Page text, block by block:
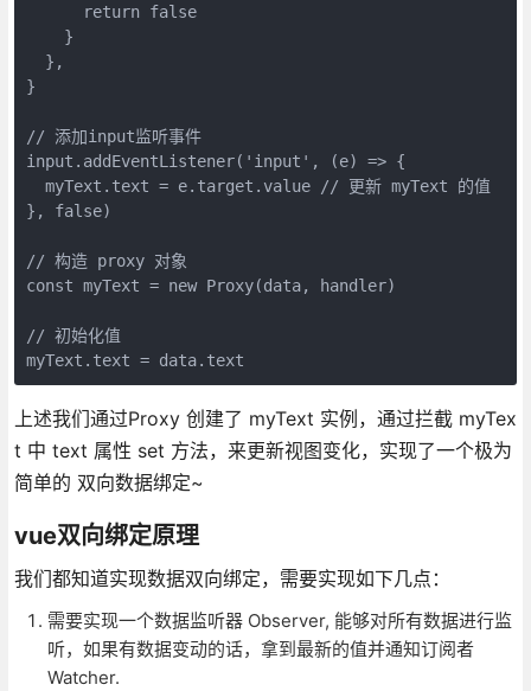
      return false
    }
  },
}
// 添加input监听事件
input.addEventListener('input', (e) => {
  myText.text = e.target.value // 更新 myText 的值
}, false)
// 构造 proxy 对象
const myText = new Proxy(data, handler)
// 初始化值
myText.text = data.text
上述我们通过Proxy 创建了 myText 实例，通过拦截 myTex
t 中 text 属性 set 方法，来更新视图变化，实现了一个极为
简单的 双向数据绑定~
vue双向绑定原理
我们都知道实现数据双向绑定，需要实现如下几点：
需要实现一个数据监听器 Observer, 能够对所有数据进行监
听，如果有数据变动的话，拿到最新的值并通知订阅者
Watcher.